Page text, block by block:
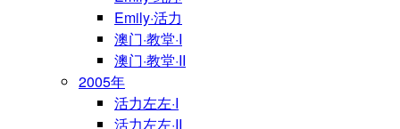
Emily·活力
澳门·教堂·I
澳门·教堂·II
2005年
活力左左·I
活力左左·II